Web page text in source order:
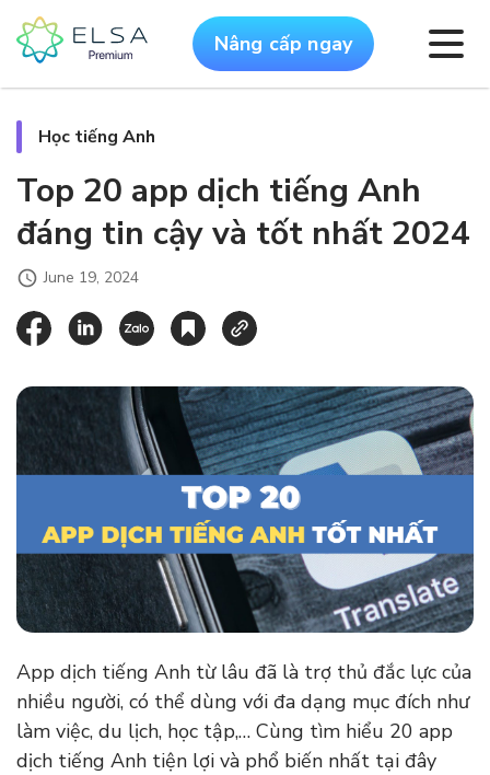
Nâng cấp ngay
Học tiếng Anh
Top 20 app dịch tiếng Anh
đáng tin cậy và tốt nhất 2024
June 19, 2024
App dịch tiếng Anh từ lâu đã là trợ thủ đắc lực của
nhiều người, có thể dùng với đa dạng mục đích như
làm việc, du lịch, học tập,… Cùng tìm hiểu 20 app
dịch tiếng Anh tiện lợi và phổ biến nhất tại đây